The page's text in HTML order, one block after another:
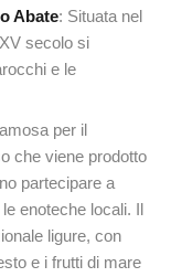
Abate: Situata nel
secolo si
e le
per il
che viene prodotto
partecipare a
enoteche locali. Il
ligure, con
e i frutti di mare